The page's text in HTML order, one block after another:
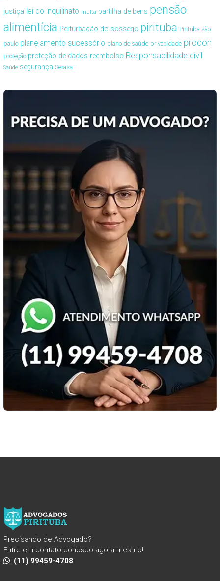
justiça lei do inquilinato multa partilha de bens pensão
alimentícia Perturbação do sossego pirituba Pirituba são
paulo planejamento sucessório plano de saúde privacidade procon
proteção proteção de dados reembolso Responsabilidade civil
Saúde segurança Serasa
Precisando de Advogado?
Entre em contato conosco agora mesmo!
(11) 99459-4708